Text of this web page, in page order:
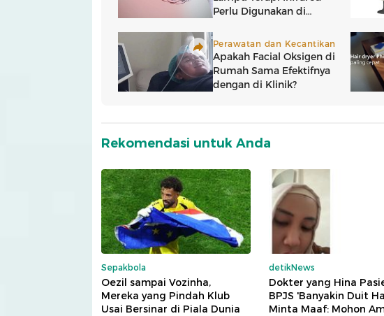
Rekomendasi untuk Anda
Sepakbola
Oezil sampai Vozinha,
Mereka yang Pindah Klub
Usai Bersinar di Piala Dunia
detikNews
Dokter yang Hina
BPJS 'Banyakin Duit
Minta Maaf: Mohon